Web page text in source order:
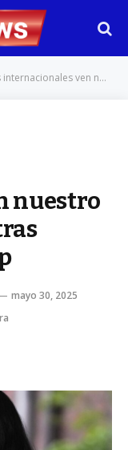
camino hacia nuestras carreras bajo Trump
nuestro
mayo 30, 2025